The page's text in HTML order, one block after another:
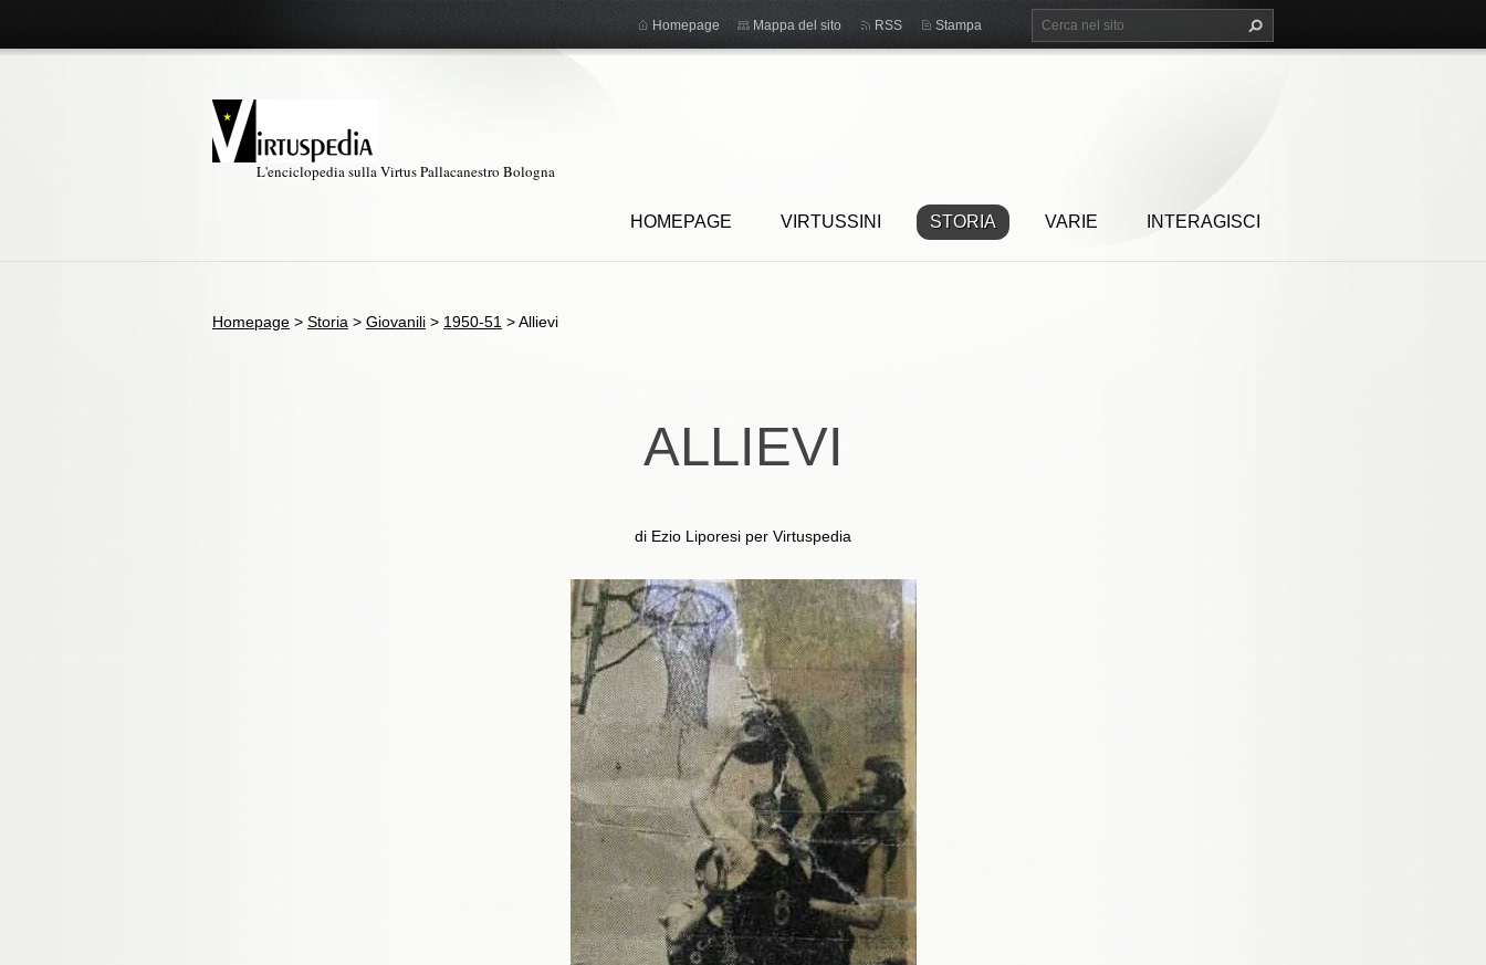
L'enciclopedia sulla Virtus Pallacanestro Bologna
HOMEPAGE VIRTUSSINI STORIA VARIE INTERAGISCI
Homepage Mappa del sito RSS Stampa
Homepage > Storia > Giovanili > 1950-51 >Allievi
ALLIEVI
di Ezio Liporesi per Virtuspedia